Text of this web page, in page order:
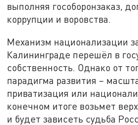
выполняя гособоронзаказ,
коррупции и воровства.
Механизм национализации
Калининграде перешёл в
собственность. Однако от
парадигма развития –
приватизация или
конечном итоге возьмет
и будет зависеть судьба